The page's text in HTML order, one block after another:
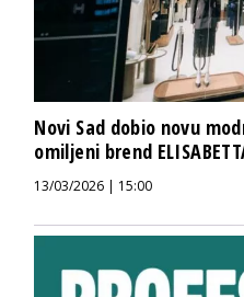
Novi Sad dobio novu
omiljeni brend
13/03/2026 | 15:00